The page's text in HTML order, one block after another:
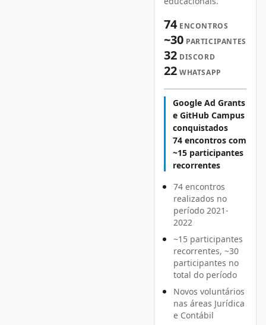
74 ENCONTROS
~30 PARTICIPANTES
32 DISCORD
22 WHATSAPP
Google Ad Grants
e GitHub Campus
conquistados
74 encontros com
~15 participantes
recorrentes
74 encontros
realizados no
período 2021-
2022
~15 participantes
recorrentes, ~30
participantes no
total do período
Novos voluntários
nas áreas Jurídica
e Contábil